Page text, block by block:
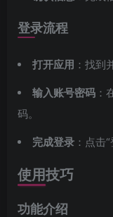
登录流程
打开应用 ：找到
输入账号密码 ：
码。
完成登录 ：点击
使用技巧
功能介绍